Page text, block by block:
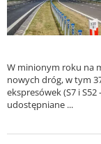
W minionym roku na
nowych dróg, w tym
ekspresówek (S7 i
udostępniane ...